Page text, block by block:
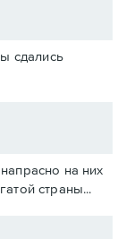
сдались
на них
страны...